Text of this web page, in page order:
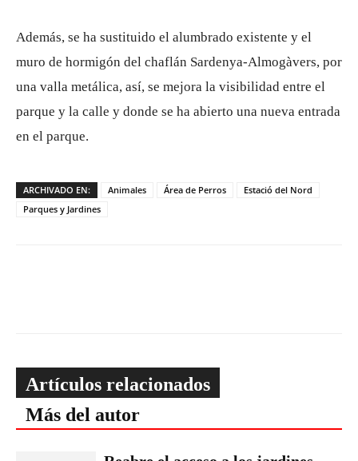
Además, se ha sustituido el alumbrado existente y el
muro de hormigón del chaflán Sardenya-Almogàvers, por
una valla metálica, así, se mejora la visibilidad entre el
parque y la calle y donde se ha abierto una nueva entrada
en el parque.
ARCHIVADO EN: Animales Área de Perros
Estació del Nord
Parques y Jardines
Artículos relacionados
Más del autor